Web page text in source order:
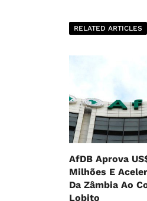
RELATED ARTICLES
AfDB Aprova
Milhões E
Da Zâmbia Ao
Lobito